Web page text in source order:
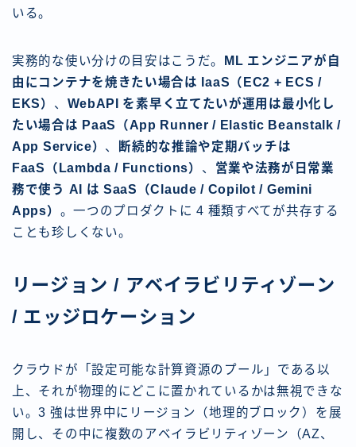
いる。
実務的な使い分けの目安はこうだ。
ML エンジニアが自
由にコンテナを焼きたい場合は IaaS（EC2 + ECS /
EKS） 、 WebAPI を素早く立てたいが運用は最小化し
たい場合は PaaS（App Runner / Elastic Beanstalk /
App Service） 、
断続的な推論や定期バッチは
FaaS（Lambda / Functions） 、 営業や法務が日常業
務で使う AI は SaaS（Claude / Copilot / Gemini
Apps） 。一つのプロダクトに 4 種類すべてが共存する
ことも珍しくない。
リージョン / アベイラビリティゾーン
/ エッジロケーション
クラウドが「設定可能な計算資源のプール」である以
上、それが物理的にどこに置かれているかは無視できな
い。3 強は世界中にリージョン（地理的ブロック）を展
開し、その中に複数のアベイラビリティゾーン（AZ、